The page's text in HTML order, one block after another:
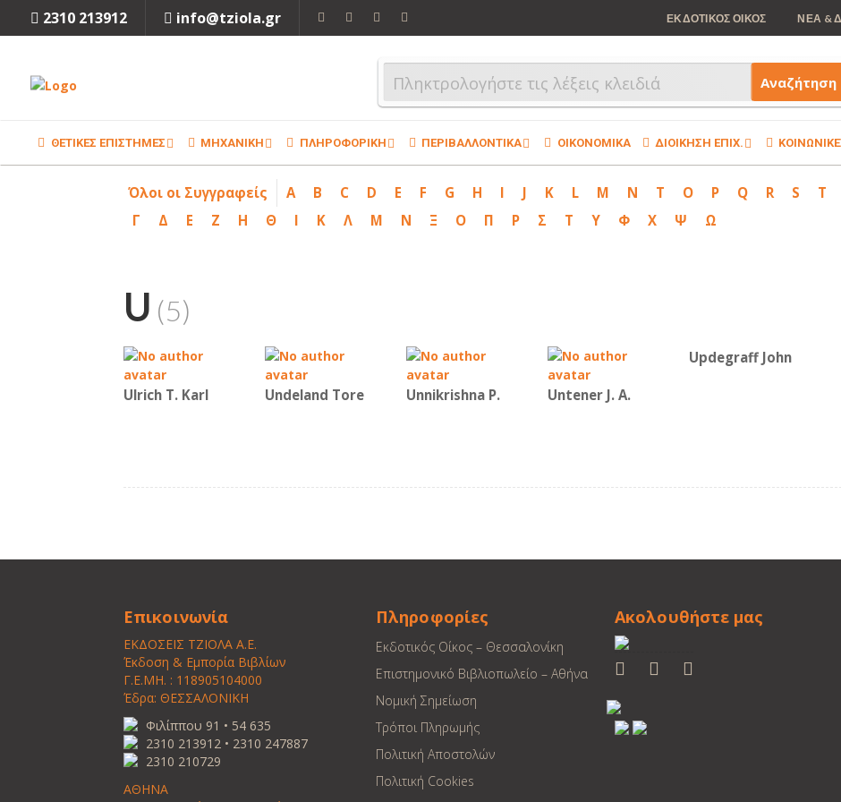
info@tziola.gr
2310 213912 ΕΚΔΟΤΙΚΟΣ ΟΙΚΟΣ ΝΕΑ &
Αναζήτηση
ΘΕΤΙΚΕΣ ΕΠΙΣΤΗΜΕΣ ΜΗΧΑΝΙΚΗ ΠΛΗΡΟΦΟΡΙΚΗ ΠΕΡΙΒΑΛΛΟΝΤΙΚΑ ΟΙΚΟΝΟΜΙΚΑ ΔΙΟΙΚΗΣΗ ΕΠΙΧ.
Όλοι οι Συγγραφείς A B C D E F G H I J K L M N T O P Q R S T
Γ
Δ Ε Ζ Η Θ Ι Κ Λ Μ Ν Ξ Ο Π Ρ Σ Τ Υ Φ Χ Ψ Ω
U (5)
Ulrich T. Karl Undeland Tore Unnikrishna P. Untener J. A.
Updegraff John
Επικοινωνία
ΕΚΔΟΣΕΙΣ ΤΖΙΟΛΑ Α.Ε.
Έκδοση & Εμπορία Βιβλίων
Γ.Ε.ΜΗ. : 118905104000
Έδρα: ΘΕΣΣΑΛΟΝΙΚΗ
Φιλίππου 91 • 54 635
2310 213912 • 2310 247887
2310 210729
ΑΘΗΝΑ
Πληροφορίες
Εκδοτικός Οίκος – Θεσσαλονίκη
Επιστημονικό Βιβλιοπωλείο – Αθήνα
Νομική Σημείωση
Τρόποι Πληρωμής
Πολιτική Αποστολών
Πολιτική Cookies
Ακολουθήστε μας